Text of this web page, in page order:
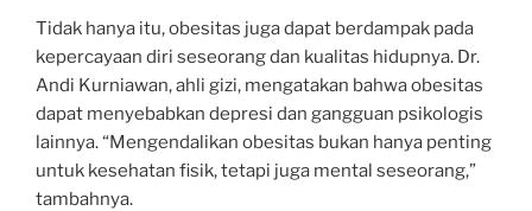
Tidak hanya itu, obesitas juga dapat berdampak pada
kepercayaan diri seseorang dan kualitas hidupnya. Dr.
Andi Kurniawan, ahli gizi, mengatakan bahwa obesitas
dapat menyebabkan depresi dan gangguan psikologis
lainnya. “Mengendalikan obesitas bukan hanya penting
untuk kesehatan fisik, tetapi juga mental seseorang,”
tambahnya.